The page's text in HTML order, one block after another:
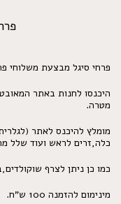
פרחי סיגל מבצעת משלוחי
היכנסו לחנות באתר
מטרה.
מומלץ להיכנס לאתר
כלה,זרים לראש ועוד שלל
כמו כן ניתן לצרף
מינימום להזמנה 100 ש"ח.